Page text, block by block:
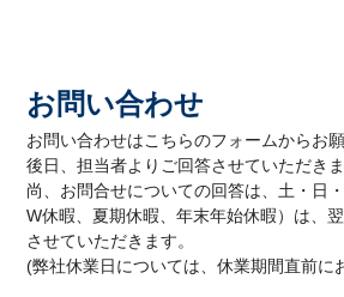
お問い合わせ
お問い合わせはこちらのフォームからお
後日、担当者よりご回答させていただきま
尚、お問合せについての回答は、土・日
W休暇、夏期休暇、年末年始休暇）は、
させていただきます。
(弊社休業日については、休業期間直前に